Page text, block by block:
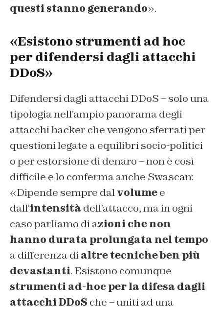
questi stanno generando».
«Esistono strumenti ad hoc
per difendersi dagli attacchi
DDoS»
Difendersi dagli attacchi DDoS – solo una
tipologia nell’ampio panorama degli
attacchi hacker che vengono sferrati per
questioni legate a equilibri socio-politici
o per estorsione di denaro – non è così
difficile e lo conferma anche Swascan:
«Dipende sempre dalvolumee
dall’intensità dell’attacco, ma in ogni
caso parliamo di azioni che non
hanno durata prolungata nel tempo
a differenza dialtre tecniche ben più
devastanti. Esistono comunque
strumenti ad-hoc per la difesa dagli
attacchi DDoS che – uniti ad una